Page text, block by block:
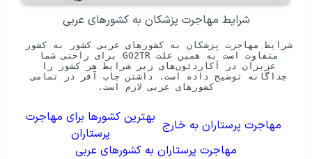
شرایط مهاجرت پزشکان به کشورهای عربی
جداگانه توضیح داده است. داشتن جاب آفر در تمامی
کشورهای عربی لازم است.
مهاجرت پرستاران به خارج بهترین کشورها برای مهاجرت
پرستاران
مهاجرت پرستاران به کشورهای عربی